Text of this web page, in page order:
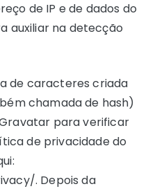
de IP e de dados do
auxiliar na detecção
de caracteres criada
chamada de hash)
para verificar
de privacidade do
. Depois da